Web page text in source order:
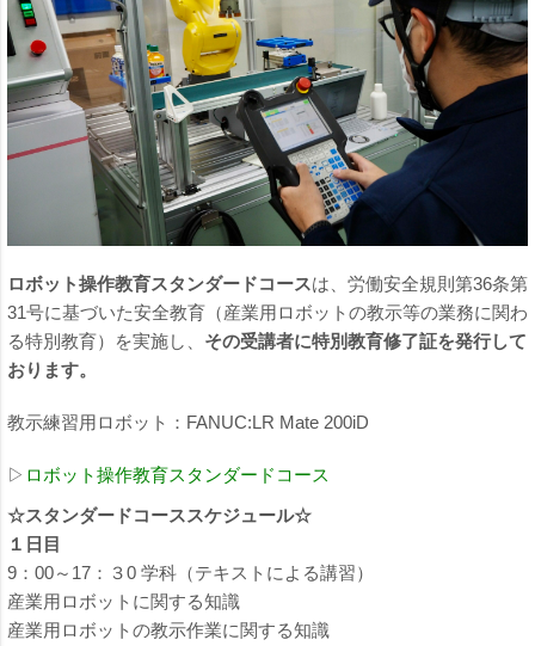
ロボット操作教育スタンダードコースは、労働安全規則第36条第
31号に基づいた安全教育（産業用ロボットの教示等の業務に関わ
る特別教育）を実施し、 その受講者に特別教育修了証を発行して
おります。
教示練習用ロボット：FANUC:LR Mate 200iD
▷ ロボット操作教育スタンダードコース
☆スタンダードコーススケジュール☆
１日目
9：00～17：３0 学科（テキストによる講習）
産業用ロボットに関する知識
産業用ロボットの教示作業に関する知識